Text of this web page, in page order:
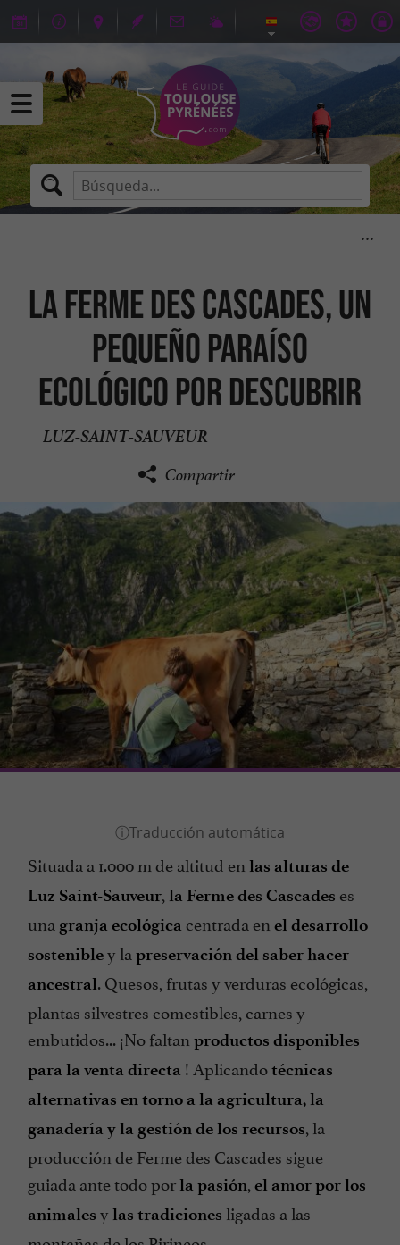
La Ferme des Cascades, un
pequeño paraíso
ecológico por descubrir
LUZ-SAINT-SAUVEUR
Compartir
Situada a 1.000 m de altitud en las alturas de
Luz Saint-Sauveur, la Ferme des Cascades es
una granja ecológica centrada en el desarrollo
sostenibley la preservación del saber hacer
ancestral. Quesos, frutas y verduras ecológicas,
plantas silvestres comestibles, carnes y
embutidos... ¡No faltan productos disponibles
para la venta directa ! Aplicandotécnicas
alternativas en torno a la agricultura, la
ganadería y la gestión de los recursos, la
producción de Ferme des Cascades sigue
guiada ante todo porla pasión, el amor por los
animales y las tradiciones ligadas a las